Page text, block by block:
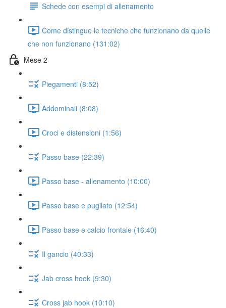
Schede con esempi di allenamento
Come distingue le tecniche che funzionano da quelle
che non funzionano (131:02)
Mese 2
Piegamenti (8:52)
Addominali (8:08)
Croci e distensioni (1:56)
Passo base (22:39)
Passo base - allenamento (10:00)
Passo base e pugilato (12:54)
Passo base e calcio frontale (16:40)
Il gancio (40:33)
Jab cross hook (9:30)
Cross jab hook (10:10)